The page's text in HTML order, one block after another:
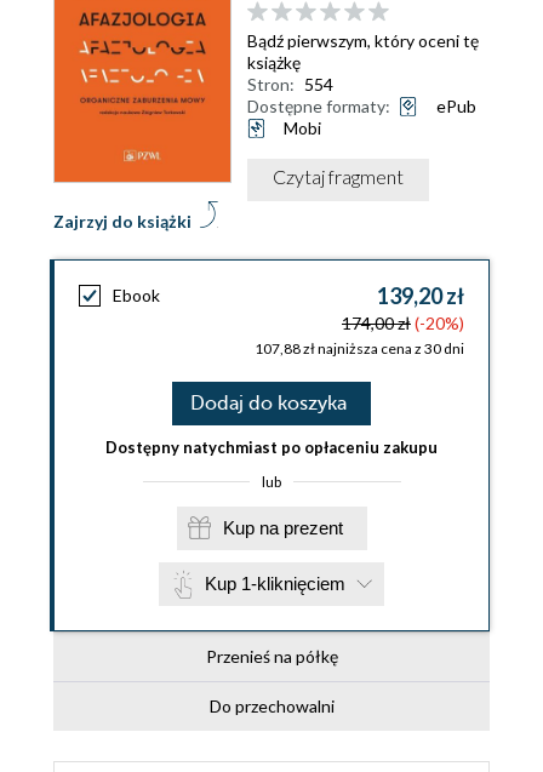
Zajrzyj do książki
Bądź pierwszym, który oceni tę
książkę
Stron: 554
Dostępne formaty:
ePub
Mobi
Czytaj fragment
Ebook 139,20 zł
174,00 zł(-20%)
107,88 zł najniższa cena z 30 dni
Dodaj do koszyka
Dostępny natychmiast po opłaceniu zakupu
lub
Kup na prezent
Kup 1-kliknięciem
Przenieś na półkę
Do przechowalni